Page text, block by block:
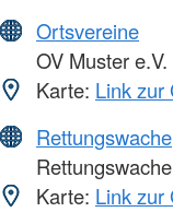
Ortsvereine
OV Muster
Karte: Link zur
Rettungswache
Karte: Link zur